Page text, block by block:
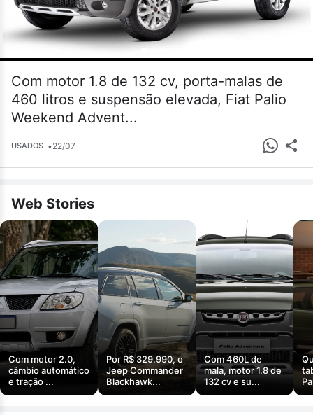
Com motor 1.8 de 132 cv, porta-malas de
460 litros e suspensão elevada, Fiat Palio
Weekend Advent...
USADOS •22/07
Web Stories
Com motor 2.0,
câmbio automático
e tração ...
Por R$ 329.990, o
Jeep Commander
Blackhawk...
Com 460L de
mala, motor 1.8 de
132 cv e su...